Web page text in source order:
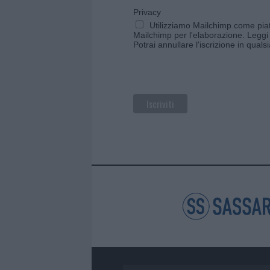
Privacy
Utilizziamo Mailchimp come
Mailchimp per l'elaborazione.
Potrai annullare l'iscrizione in